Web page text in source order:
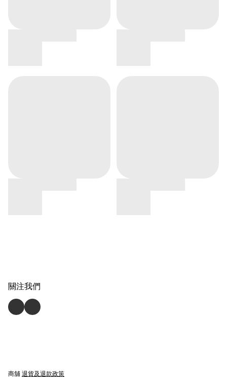
關注我們
商舖 退貨及退款政策